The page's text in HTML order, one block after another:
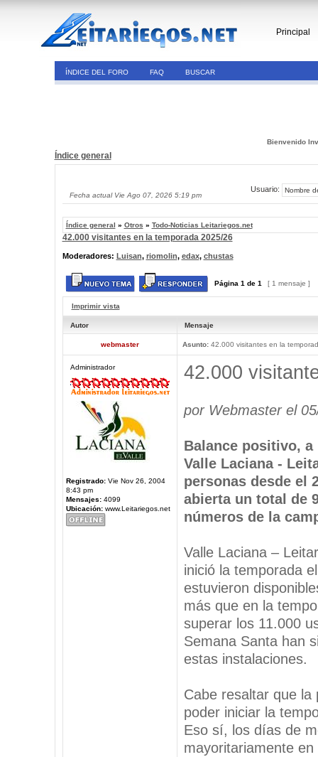
Principal
ÍNDICE DEL FORO FAQ BUSCAR
Bienvenido
Índice general
Fecha actual Vie Ago 07, 2026 5:19 pm
Usuario:
Índice general » Otros » Todo-Noticias Leitariegos.net
42.000 visitantes en la temporada 2025/26
Moderadores: Luisan, riomolin, edax, chustas
Página 1 de 1 [ 1 mensaje ]
Imprimir vista
Autor Mensaje
webmaster Asunto:42.000 visitantes en la
Administrador
Registrado:Vie Nov 26, 2004
8:43 pm
Mensajes:4099
Ubicación:www.Leitariegos.net
42.000
por Webmaster el
Balance positivo,
Valle Laciana -
personas desde el
abierta un total de
números de la
Valle Laciana –
inició la temporada
estuvieron
más que en la
superar los 11.000
Semana Santa han
estas instalaciones.
Cabe resaltar que la
poder iniciar la
Eso sí, los días de
mayoritariamente